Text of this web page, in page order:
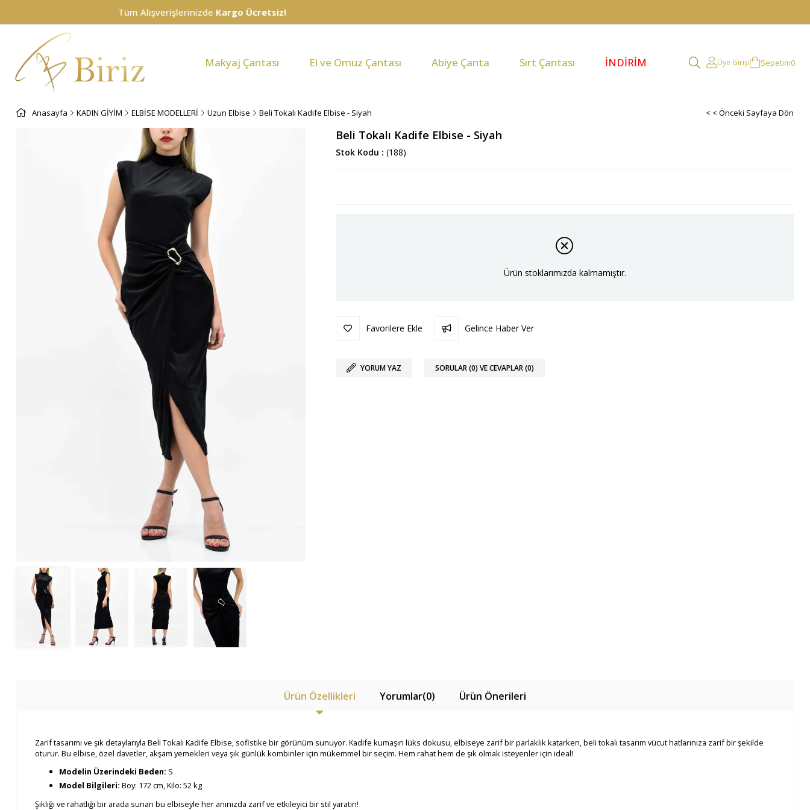
Makyaj Çantası El ve Omuz Çantası Abiye Çanta Sırt Çantası İNDİRİM Üye Girişi Sepetim0
Anasayfa KADIN GİYİM ELBİSE MODELLERİ Uzun Elbise Beli Tokalı Kadife Elbise - Siyah < < Önceki Sayfaya Dön
Beli Tokalı Kadife Elbise - Siyah
Stok Kodu (188)
Ürün stoklarımızda kalmamıştır.
Favorilere Ekle Gelince Haber Ver
YORUM YAZ SORULAR (0) VE CEVAPLAR (0)
Ürün Özellikleri Yorumlar(0) Ürün Önerileri
Zarif tasarımı ve şık detaylarıyla Beli Tokalı Kadife Elbise, sofistike bir görünüm sunuyor. Kadife kumaşın lüks dokusu, elbiseye zarif bir parlaklık katarken, beli tokalı tasarım vücut hatlarınıza zarif bir şekilde
oturur. Bu elbise, özel davetler, akşam yemekleri veya şık günlük kombinler için mükemmel bir seçim. Hem rahat hem de şık olmak isteyenler için ideal!
Modelin Üzerindeki Beden: S
Model Bilgileri: Boy: 172 cm, Kilo: 52 kg
Şıklığı ve rahatlığı bir arada sunan bu elbiseyle her anınızda zarif ve etkileyici bir stil yaratın!
Tüm AlışverişlerinizdeKargo Ücretsiz!